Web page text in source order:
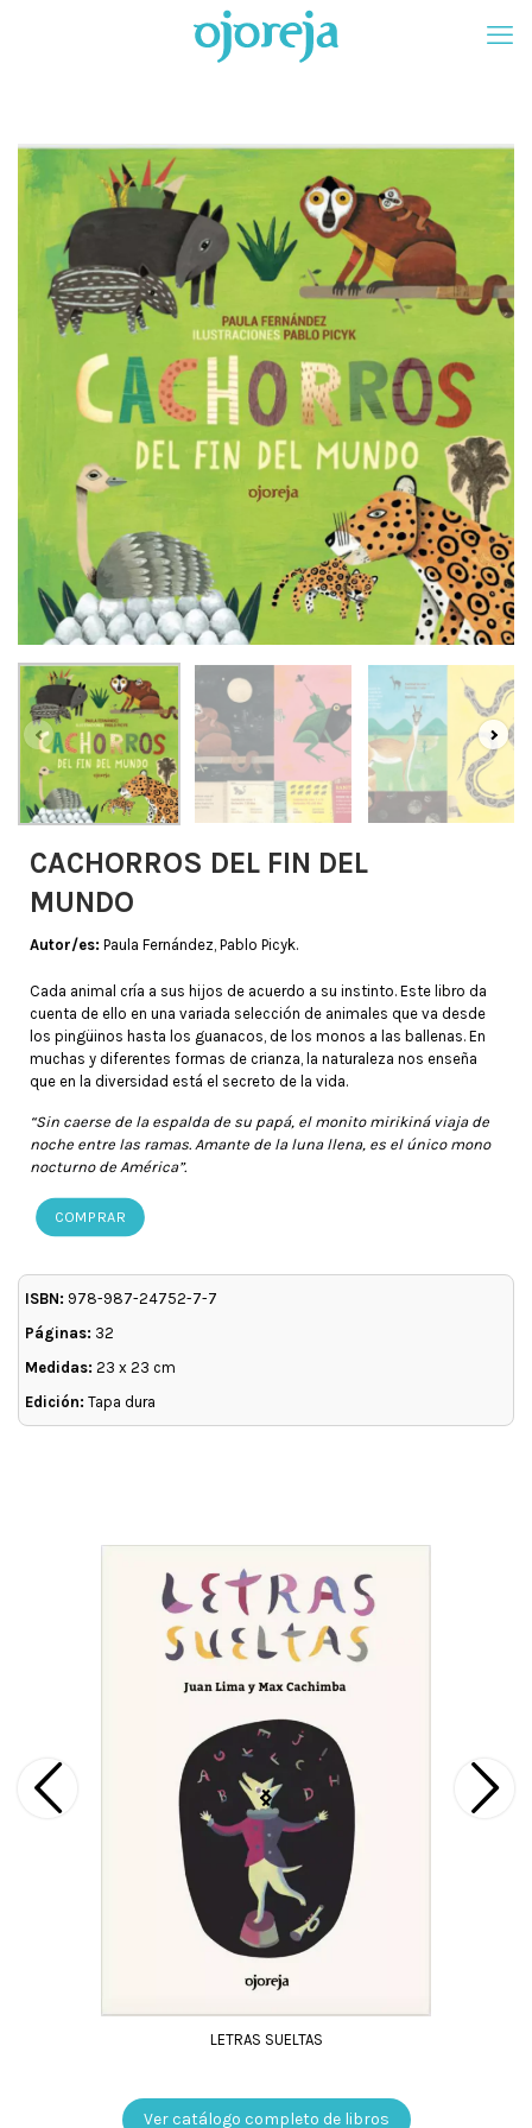
CACHORROS DEL FIN DEL
MUNDO
Autor/es: Paula Fernández, Pablo Picyk.
Cada animal cría a sus hijos de acuerdo a su instinto. Este libro da
cuenta de ello en una variada selección de animales que va desde
los pingüinos hasta los guanacos, de los monos a las ballenas. En
muchas y diferentes formas de crianza, la naturaleza nos enseña
que en la diversidad está el secreto de la vida.
“Sin caerse de la espalda de su papá, el monito mirikiná viaja de
noche entre las ramas. Amante de la luna llena, es el único mono
nocturno de América”.
COMPRAR
ISBN: 978-987-24752-7-7
Páginas: 32
Medidas: 23 x 23 cm
Edición: Tapa dura
LETRAS SUELTAS
Ver catálogo completo de libros